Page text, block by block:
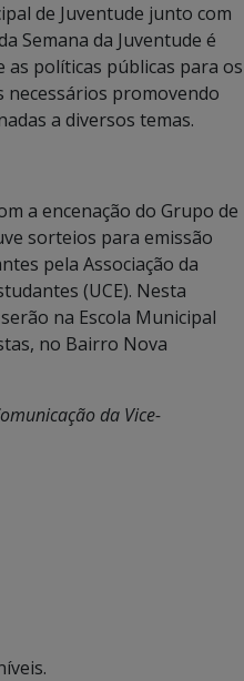
de Juventude junto com
Semana da Juventude é
as políticas públicas para os
necessários promovendo
a diversos temas.
a encenação do Grupo de
sorteios para emissão
pela Associação da
(UCE). Nesta
na Escola Municipal
no Bairro Nova
da Vice-